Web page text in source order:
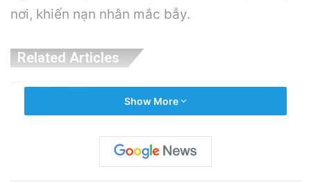
nơi, khiến nạn nhân mắc bẫy.
Related Articles
Livestream Của Bà Nguyễn Phương Hằng!
6 hours ago
Sự Kiện Livestream Gây Chấn Động: 3 Triệu
Show More